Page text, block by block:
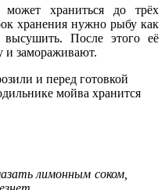
храниться до трёх
хранения нужно рыбу как
После этого её
и замораживают.
и перед готовкой
мойва хранится
лимонным соком,